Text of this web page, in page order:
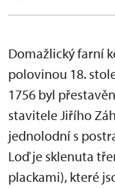
Domažlický farní
polovinou 18.
1756 byl
stavitele Jiřího
jednolodní s
Loď je sklenuta
plackami), které